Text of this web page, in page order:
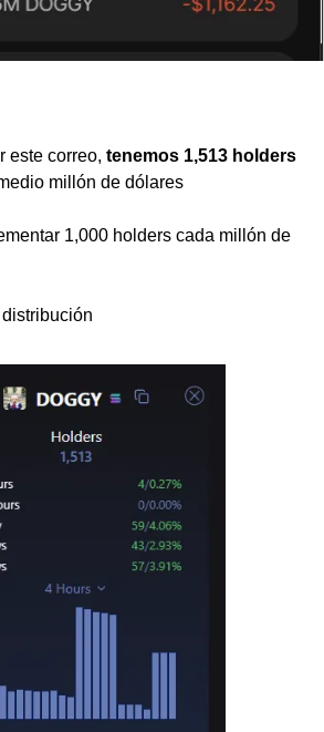
este correo, tenemos 1,513 holders
millón de dólares
1,000 holders cada millón de